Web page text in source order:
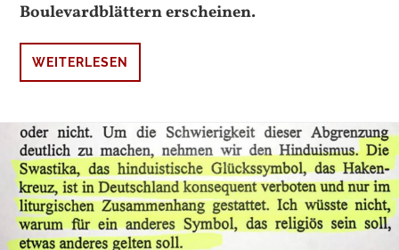
Boulevardblättern erscheinen.
WEITERLESEN